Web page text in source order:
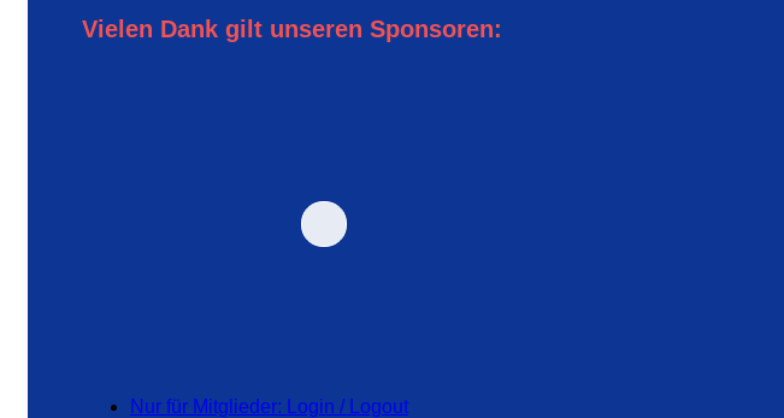
Vielen Dank gilt unseren Sponsoren:
Nur für Mitglieder: Login / Logout